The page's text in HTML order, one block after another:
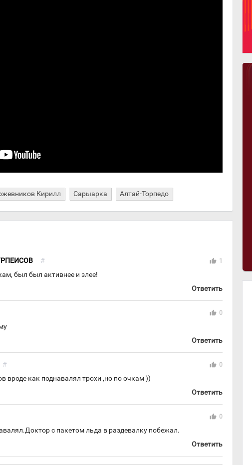
Кирилл Сарыарка Алтай-Торпедо
# thumb_up 1
был был активнее и злее!
Ответить
thumb_up 0
Ответить
# thumb_up 0
вроде как поднавалял трохи ,но по очкам ))
Ответить
thumb_up 0
с пакетом льда в раздевалку побежал.
Ответить